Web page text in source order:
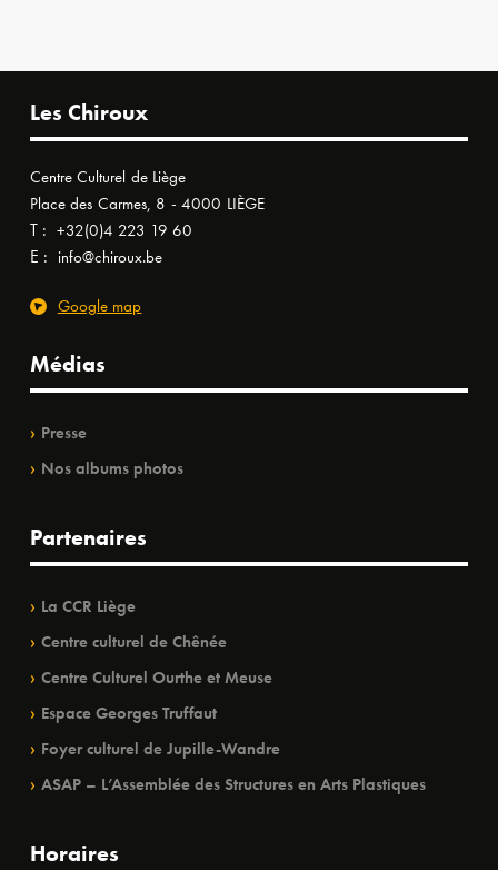
Les Chiroux
Centre Culturel de Liège
Place des Carmes, 8 - 4000 LIÈGE
T : +32(0)4 223 19 60
E : info@chiroux.be
Google map
Médias
Presse
Nos albums photos
Partenaires
La CCR Liège
Centre culturel de Chênée
Centre Culturel Ourthe et Meuse
Espace Georges Truffaut
Foyer culturel de Jupille-Wandre
ASAP – L’Assemblée des Structures en Arts Plastiques
Horaires